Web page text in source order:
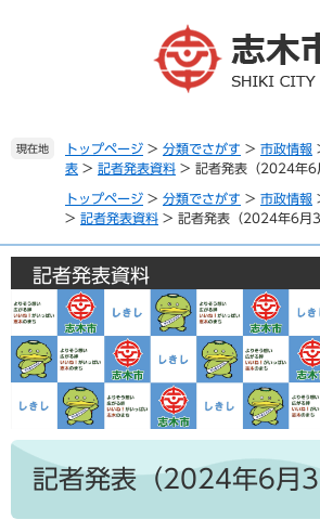
へ
現在地 トップページ > 分類でさがす > 市政情報
表 > 記者発表資料 > 記者発表（2024年6
トップページ > 分類でさがす > 市政情報
> 記者発表資料 > 記者発表（2024年6月3
記者発表資料
本
記者発表（2024年6月3